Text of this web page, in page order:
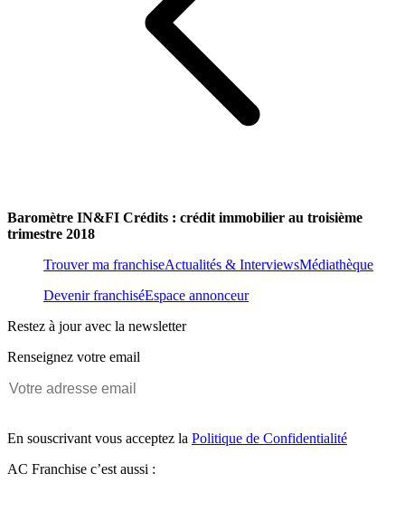
Baromètre IN&FI Crédits : crédit immobilier au troisième
trimestre 2018
Trouver ma franchiseActualités & InterviewsMédiathèque
Devenir franchiséEspace annonceur
Restez à jour avec la newsletter
Renseignez votre email
En souscrivant vous acceptez la Politique de Confidentialité
AC Franchise c’est aussi :